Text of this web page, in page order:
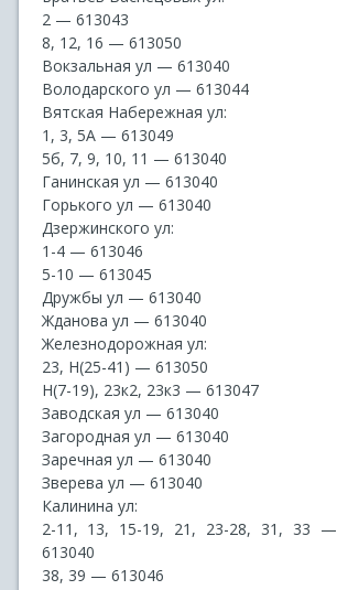
2 — 613043
8, 12, 16 — 613050
Вокзальная ул — 613040
Володарского ул — 613044
Вятская Набережная ул:
1, 3, 5А — 613049
5б, 7, 9, 10, 11 — 613040
Ганинская ул — 613040
Горького ул — 613040
Дзержинского ул:
1-4 — 613046
5-10 — 613045
Дружбы ул — 613040
Жданова ул — 613040
Железнодорожная ул:
23, Н(25-41) — 613050
Н(7-19), 23к2, 23к3 — 613047
Заводская ул — 613040
Загородная ул — 613040
Заречная ул — 613040
Зверева ул — 613040
Калинина ул:
2-11, 13, 15-19, 21, 23-28, 31, 33 —
613040
38, 39 — 613046